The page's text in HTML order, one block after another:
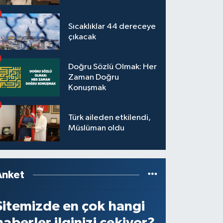
Sıcaklıklar 44 dereceye
çıkacak
Doğru Sözlü Olmak: Her
Zaman Doğru
Konuşmak
Türk aileden etkilendi,
Müslüman oldu
en çok hangi